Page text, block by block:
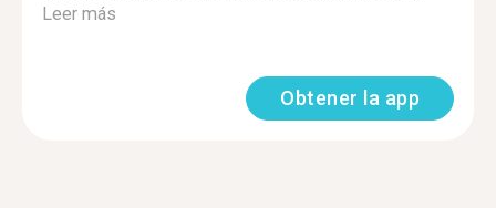
Leer más
Obtener la app